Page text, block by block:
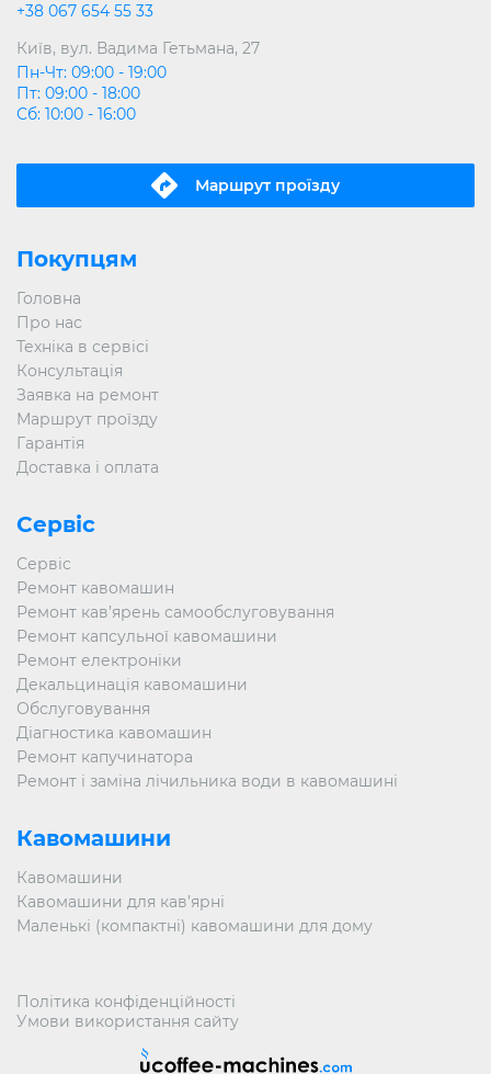
+38 067 654 55 33
Київ, вул. Вадима Гетьмана, 27
Пн-Чт: 09:00 - 19:00
Пт: 09:00 - 18:00
Сб: 10:00 - 16:00
Маршрут проїзду
Покупцям
Головна
Про нас
Техніка в сервісі
Консультація
Заявка на ремонт
Маршрут проїзду
Гарантія
Доставка і оплата
Сервіс
Сервіс
Ремонт кавомашин
Ремонт кав’ярень самообслуговування
Ремонт капсульної кавомашини
Ремонт електроніки
Декальцинація кавомашини
Обслуговування
Діагностика кавомашин
Ремонт капучинатора
Ремонт і заміна лічильника води в кавомашині
Кавомашини
Кавомашини
Кавомашини для кав’ярні
Маленькі (компактні) кавомашини для дому
Політика конфіденційності
Умови використання сайту